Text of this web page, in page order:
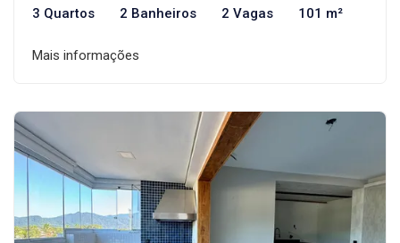
3 Quartos 2 Banheiros 2 Vagas 101 m²
Mais informações